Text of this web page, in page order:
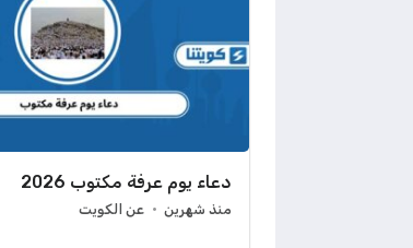
دعاء يوم عرفة مكتوب 2026
منذ شهرين عن الكويت